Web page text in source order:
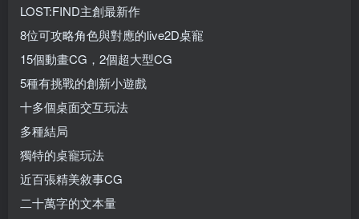
LOST:FIND主創最新作
8位可攻略角色與對應的live2D桌寵
15個動畫CG，2個超大型CG
5種有挑戰的創新小遊戲
十多個桌面交互玩法
多種結局
獨特的桌寵玩法
近百張精美敘事CG
二十萬字的文本量